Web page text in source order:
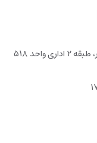
واحد ۵۱۸